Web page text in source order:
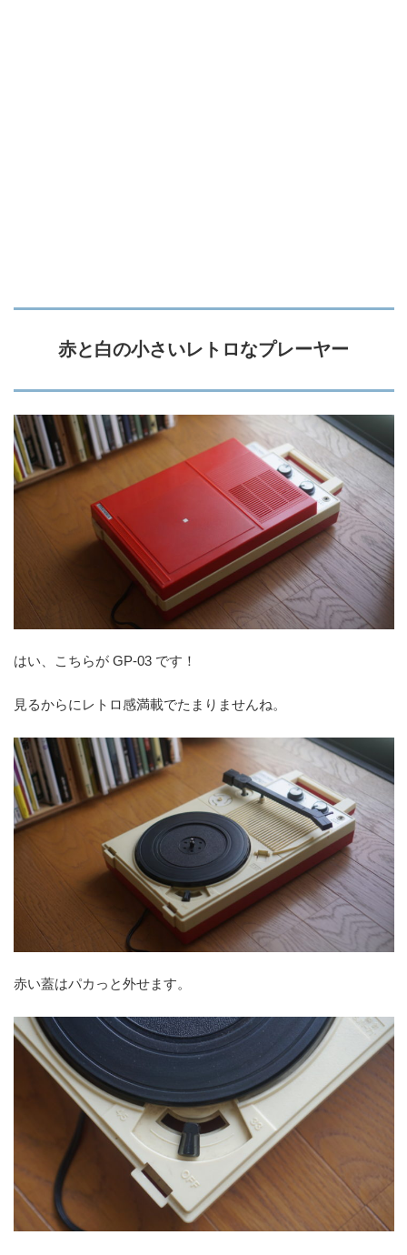
赤と白の小さいレトロなプレーヤー
はい、こちらが GP-03 です！
見るからにレトロ感満載でたまりませんね。
赤い蓋はパカっと外せます。